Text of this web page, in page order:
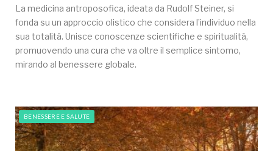
La medicina antroposofica, ideata da Rudolf Steiner, si
fonda su un approccio olistico che considera l’individuo nella
sua totalità. Unisce conoscenze scientifiche e spiritualità,
promuovendo una cura che va oltre il semplice sintomo,
mirando al benessere globale.
BENESSERE E SALUTE